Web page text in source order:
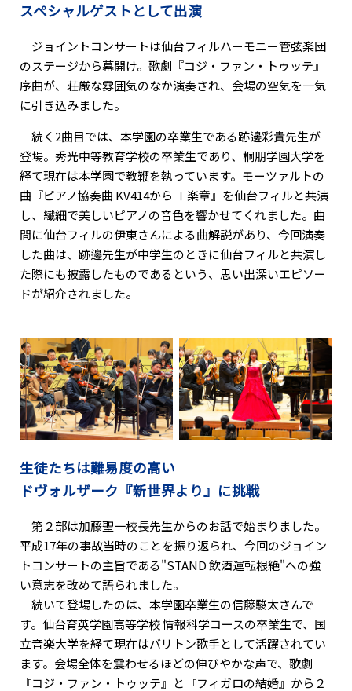
スペシャルゲストとして出演
ジョイントコンサートは仙台フィルハーモニー管弦楽団
のステージから幕開け。歌劇『コジ・ファン・トゥッテ』
序曲が、荘厳な雰囲気のなか演奏され、会場の空気を一気
に引き込みました。
続く2曲目では、本学園の卒業生である跡邊彩貴先生が
登場。秀光中等教育学校の卒業生であり、桐朋学園大学を
経て現在は本学園で教鞭を執っています。モーツァルトの
曲『ピアノ協奏曲 KV414から Ⅰ楽章』を仙台フィルと共演
し、繊細で美しいピアノの音色を響かせてくれました。曲
間に仙台フィルの伊東さんによる曲解説があり、今回演奏
した曲は、跡邊先生が中学生のときに仙台フィルと共演し
た際にも披露したものであるという、思い出深いエピソー
ドが紹介されました。
生徒たちは難易度の高い
ドヴォルザーク『新世界より』に挑戦
第２部は加藤聖一校長先生からのお話で始まりました。
平成17年の事故当時のことを振り返られ、今回のジョイン
トコンサートの主旨である"STAND 飲酒運転根絶"への強
い意志を改めて語られました。
続いて登場したのは、本学園卒業生の信藤駿太さんで
す。仙台育英学園高等学校 情報科学コースの卒業生で、国
立音楽大学を経て現在はバリトン歌手として活躍されてい
ます。会場全体を震わせるほどの伸びやかな声で、歌劇
『コジ・ファン・トゥッテ』と『フィガロの結婚』から２